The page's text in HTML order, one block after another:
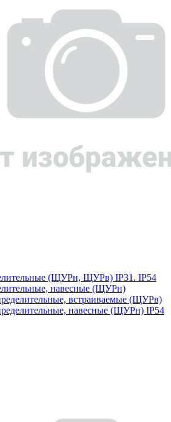
(ЩУРн, ЩУРв) IP31. IP54
навесные (ЩУРн)
встраиваемые (ЩУРв)
навесные (ЩУРн) IP54